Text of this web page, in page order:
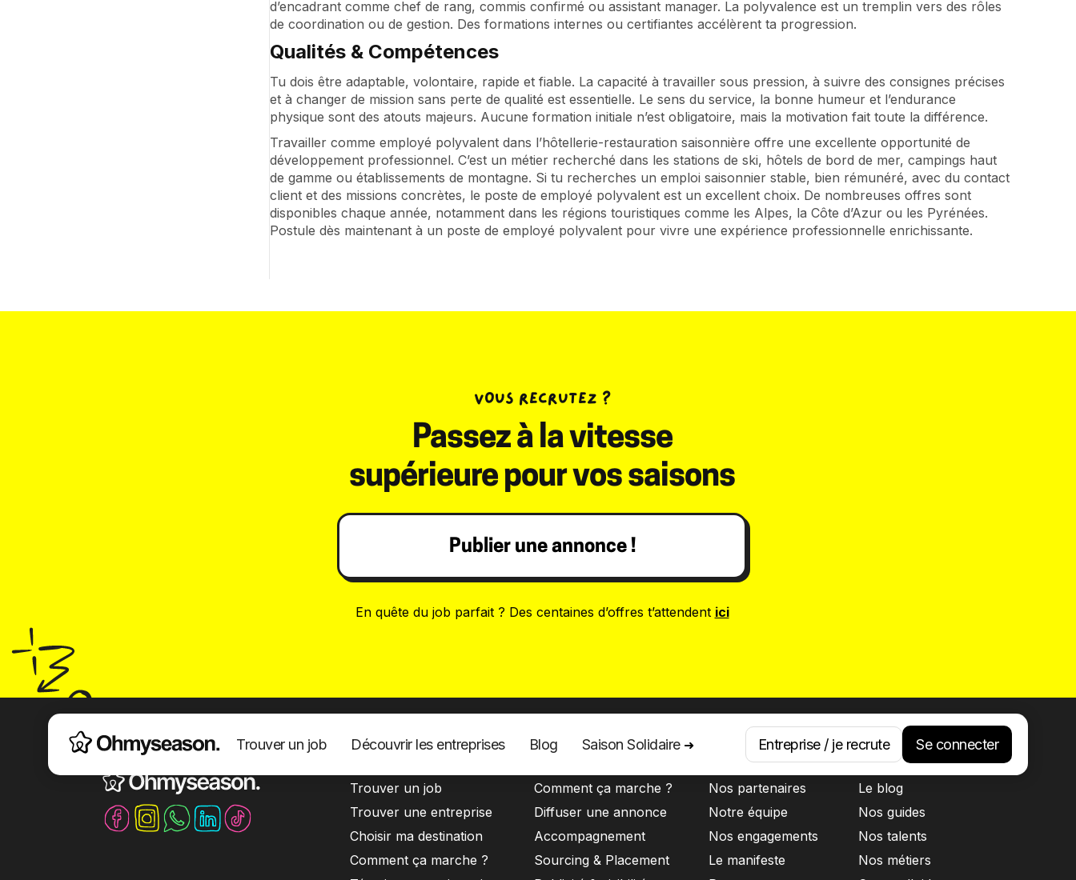
d’encadrant comme chef de rang, commis confirmé ou assistant manager. La polyvalence est un tremplin vers des rôles
de coordination ou de gestion. Des formations internes ou certifiantes accélèrent ta progression.
Qualités & Compétences
Tu dois être adaptable, volontaire, rapide et fiable. La capacité à travailler sous pression, à suivre des consignes précises
et à changer de mission sans perte de qualité est essentielle. Le sens du service, la bonne humeur et l’endurance
physique sont des atouts majeurs. Aucune formation initiale n’est obligatoire, mais la motivation fait toute la différence.
Travailler comme employé polyvalent dans l’hôtellerie-restauration saisonnière offre une excellente opportunité de
développement professionnel. C’est un métier recherché dans les stations de ski, hôtels de bord de mer, campings haut
de gamme ou établissements de montagne. Si tu recherches un emploi saisonnier stable, bien rémunéré, avec du contact
client et des missions concrètes, le poste de employé polyvalent est un excellent choix. De nombreuses offres sont
disponibles chaque année, notamment dans les régions touristiques comme les Alpes, la Côte d’Azur ou les Pyrénées.
Postule dès maintenant à un poste de employé polyvalent pour vivre une expérience professionnelle enrichissante.
VOUS RECRUTEZ ?
Passez à la vitesse
supérieure pour vos saisons
Publier une annonce !
En quête du job parfait ? Des centaines d’offres t’attendent ici
Trouver un job Découvrir les entreprises Blog Saison Solidaire ➜ Entreprise / je recrute Se connecter
La plateforme 100% jobs saisonniers
Trouver un job
Trouver une entreprise
Choisir ma destination
Comment ça marche ?
Comment ça marche ?
Diffuser une annonce
Accompagnement
Sourcing & Placement
À propos
Nos partenaires
Notre équipe
Nos engagements
Le manifeste
Ressources
Le blog
Nos guides
Nos talents
Nos métiers